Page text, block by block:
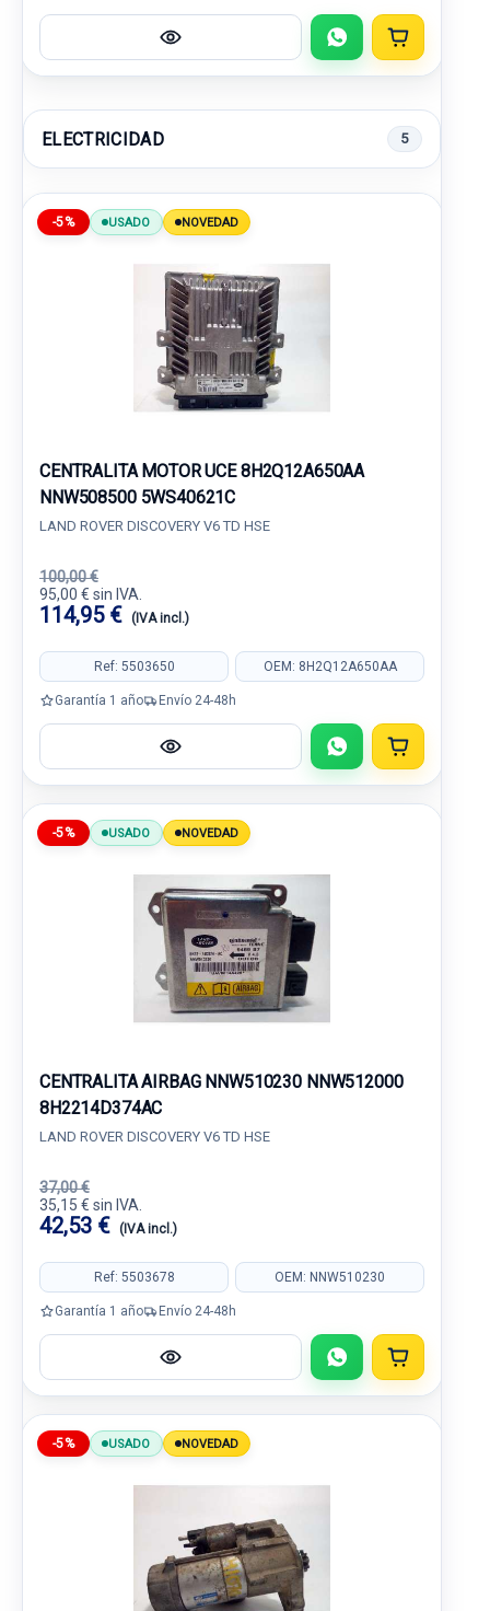
ELECTRICIDAD 5
-5% USADO NOVEDAD
CENTRALITA MOTOR UCE 8H2Q12A650AA
NNW508500 5WS40621C
LAND ROVER DISCOVERY V6 TD HSE
100,00 €
95,00 € sin IVA.
114,95 € (IVA incl.)
Ref: 5503650 OEM: 8H2Q12A650AA
Garantía 1 año Envío 24-48h
-5% USADO NOVEDAD
CENTRALITA AIRBAG NNW510230 NNW512000
8H2214D374AC
LAND ROVER DISCOVERY V6 TD HSE
37,00 €
35,15 € sin IVA.
42,53 € (IVA incl.)
Ref: 5503678 OEM: NNW510230
Garantía 1 año Envío 24-48h
-5% USADO NOVEDAD